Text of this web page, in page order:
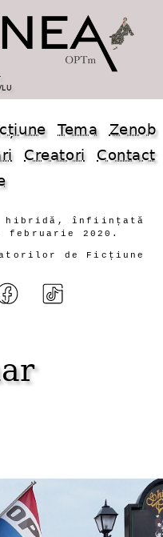
Tema
Zenob
Creatori
Contact
hibridă, înființată
februarie 2020.
de Ficțiune